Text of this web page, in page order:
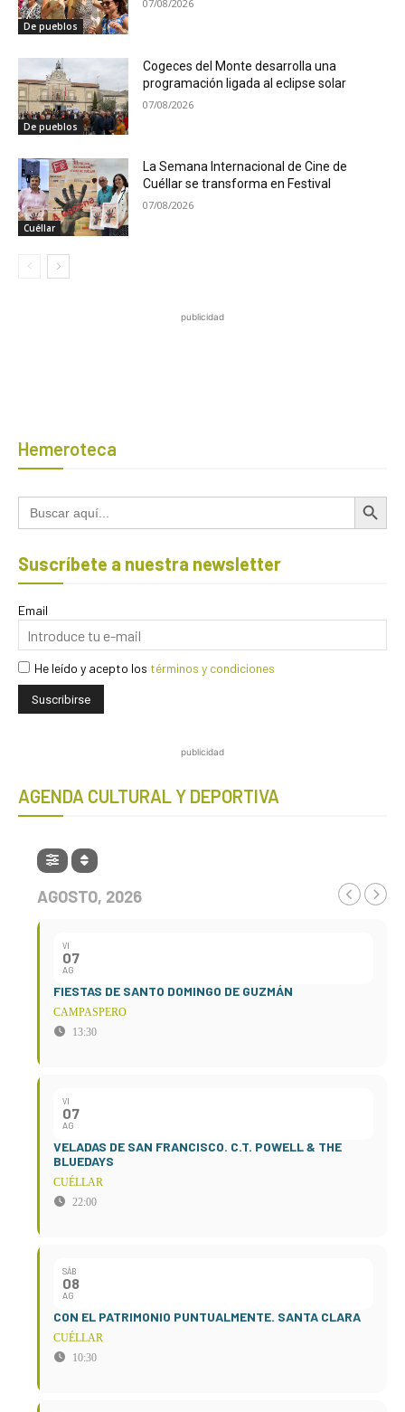
De pueblos
07/08/2026
De pueblos
Cogeces del Monte desarrolla una
programación ligada al eclipse solar
07/08/2026
Cuéllar
La Semana Internacional de Cine de
Cuéllar se transforma en Festival
07/08/2026
publicidad
Hemeroteca
Buscar: Botón de
Suscríbete a nuestra newsletter
Email
He leído y acepto los términos y condiciones
publicidad
AGENDA CULTURAL Y DEPORTIVA
AGOSTO, 2026
VI
07
AG
FIESTAS DE SANTO DOMINGO DE GUZMÁN
CAMPASPERO
13:30
VI
07
AG
VELADAS DE SAN FRANCISCO. C.T. POWELL & THE
BLUEDAYS
CUÉLLAR
22:00
SÁB
08
AG
CON EL PATRIMONIO PUNTUALMENTE. SANTA CLARA
CUÉLLAR
10:30